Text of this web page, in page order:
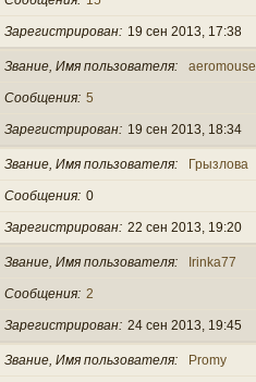
Зарегистрирован 19 сен 2013, 17:38
Звание, Имя пользователя aeromouse
Сообщения 5
Зарегистрирован 19 сен 2013, 18:34
Звание, Имя пользователя Грызлова
Сообщения 0
Зарегистрирован 22 сен 2013, 19:20
Звание, Имя пользователя Irinka77
Сообщения 2
Зарегистрирован 24 сен 2013, 19:45
Звание, Имя пользователя Promy